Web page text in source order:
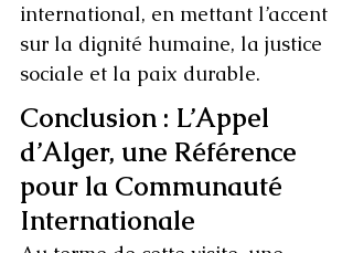
international, en mettant l’accent
sur la dignité humaine, la justice
sociale et la paix durable.
Conclusion : L’Appel
d’Alger, une Référence
pour la Communauté
Internationale